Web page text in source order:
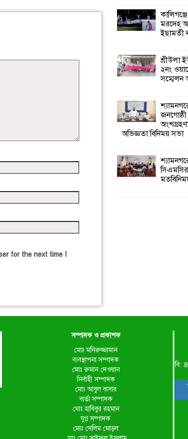
for the next time I
মরদেহ
ইছামতী
শ্রীউলা
২নং
সম্মেলন
অভিজ্ঞতা বিনিময় সভা
সম্পাদক ও প্রকাশক
মোঃ মনিরুজ্জামান
ব্যবস্থাপনা সম্পাদক
মোঃ রুমান দেওয়ান
নির্বাহী সম্পাদক
মোঃ আবুল বাসার
বার্তা সম্পাদক
মোঃ হাবিবুর রহমান
যুগ্ন সম্পাদক
মোঃ সেলিম মোড়ল
বি: